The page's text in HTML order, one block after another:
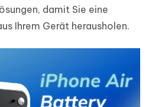
damit Sie eine
Ihrem Gerät herausholen.